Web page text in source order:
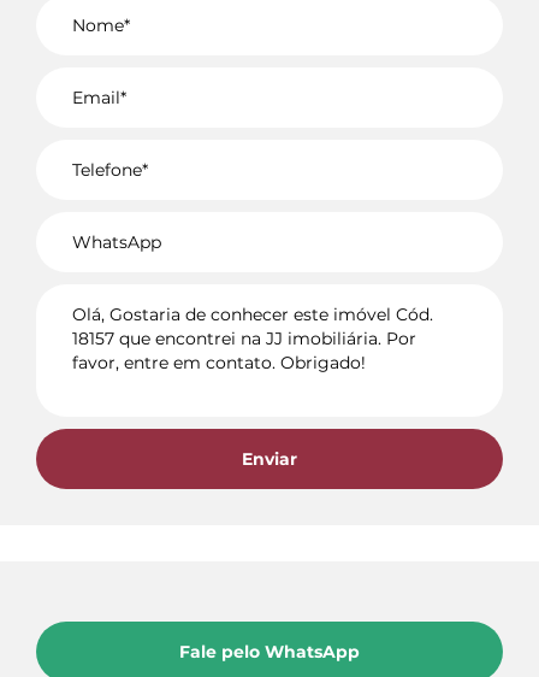
Enviar
Fale pelo WhatsApp